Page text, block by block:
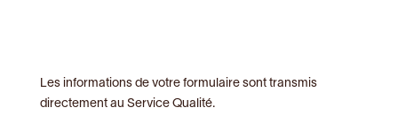
Les informations de votre formulaire sont transmis
directement au Service Qualité.